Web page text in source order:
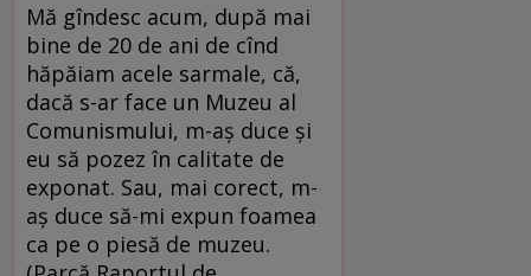
Mă gîndesc acum, după mai
bine de 20 de ani de cînd
hăpăiam acele sarmale, că,
dacă s-ar face un Muzeu al
Comunismului, m-aş duce şi
eu să pozez în calitate de
exponat. Sau, mai corect, m-
aş duce să-mi expun foamea
ca pe o piesă de muzeu.